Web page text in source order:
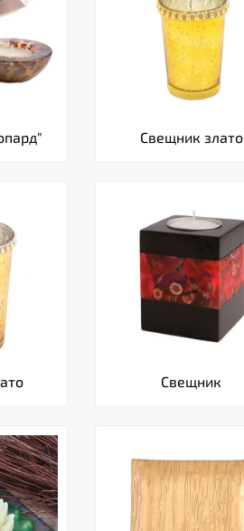
Свещник злато
Свещник